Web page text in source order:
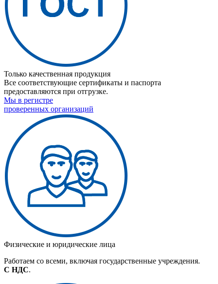
Только качественная продукция
Все соответствующие сертификаты и паспорта
предоставляются при отгрузке.
Мы в регистре
проверенных организаций
Физические и юридические лица
Работаем со всеми, включая государственные учреждения.
С НДС.